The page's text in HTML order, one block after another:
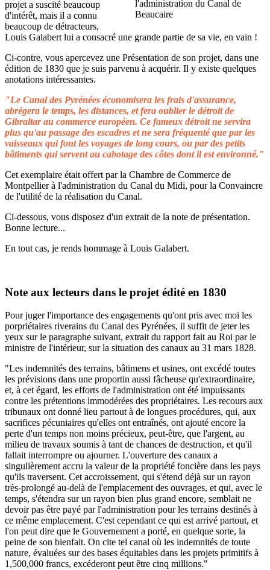
projet a suscité beaucoup
d'intérêt, mais il a connu
beaucoup de détracteurs,
Louis Galabert lui a consacré une grande partie de sa vie, en vain !
Ci-contre, vous apercevez une Présentation de son projet, dans une
édition de 1830 que je suis parvenu à acquérir. Il y existe quelques
anotations intéressantes.
"Le Canal des Pyrénées économisera les frais d'assurance,
abrégera le temps, les distances, et fera oublier le détroit de
Gibraltar au commerce européen. Ce fameux détroit ne servira
plus qu'au passage des escadres et ne sera fréquenté que par les
vaisseaux qui font les voyages de long cours, ou par des petits
bâtiments qui servent au cabotage des côtes dont il est environné."
Cet exemplaire était offert par la Chambre de Commerce de
Montpellier à l'administration du Canal du Midi, pour la Convaincre
de l'utilité de la réalisation du Canal.
Ci-dessous, vous disposez d'un extrait de la note de présentation.
Bonne lecture...
En tout cas, je rends hommage à Louis Galabert.
Note aux lecteurs dans le projet édité en 1830
Pour juger l'importance des engagements qu'ont pris avec moi les
porpriétaires riverains du Canal des Pyrénées, il suffit de jeter les
yeux sur le paragraphe suivant, extrait du rapport fait au Roi par le
ministre de l'intérieur, sur la situation des canaux au 31 mars 1828.
"Les indemnités des terrains, bâtimens et usines, ont excédé toutes
les prévisions dans une proportin aussi fâcheuse qu'extraordinaire,
et, à cet égard, les efforts de l'administration ont été impuissants
contre les prétentions immodérées des propriétaires. Les recours aux
tribunaux ont donné lieu partout à de longues procédures, qui, aux
sacrifices pécuniaires qu'elles ont entraînés, ont ajouté encore la
perte d'un temps non moins précieux, peut-être, que l'argent, au
milieu de travaux soumis à tant de chances de destruction, et qu'il
fallait interrompre ou ajourner. L'ouverture des canaux a
singulièrement accru la valeur de la propriété foncière dans les pays
qu'ils traversent. Cet accroissement, qui s'étend déjà sur un rayon
très-prolongé au-delà de l'emplacement des ouvrages, et qui, avec le
temps, s'étendra sur un rayon bien plus grand encore, semblait ne
devoir pas être payé par l'administration pour les terrains destinés à
ce même emplacement. C'est cependant ce qui est arrivé partout, et
l'on peut dire que le Gouvernement a porté, en quelque sorte, la
peine de son bienfait. On cite tel canal où les indemnités de toute
nature, évaluées sur des bases équitables dans les projets primitifs à
1,500,000 francs, excéderont peut être cinq millions."